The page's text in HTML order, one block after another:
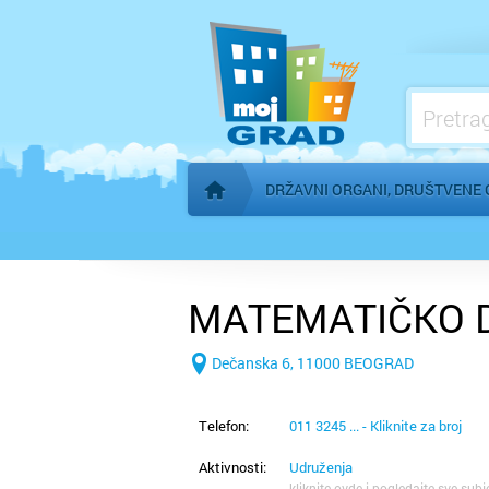
Početna stranica
DRŽAVNI ORGANI, DRUŠTVENE
Međunarodne organizacije
Mesne zajednice
Organi AP Vojvodine
MATEMATIČKO
Dečanska 6, 11000 BEOGRAD
Telefon: 011 3245 ... - Kliknite za broj
Aktivnosti: Udruženja